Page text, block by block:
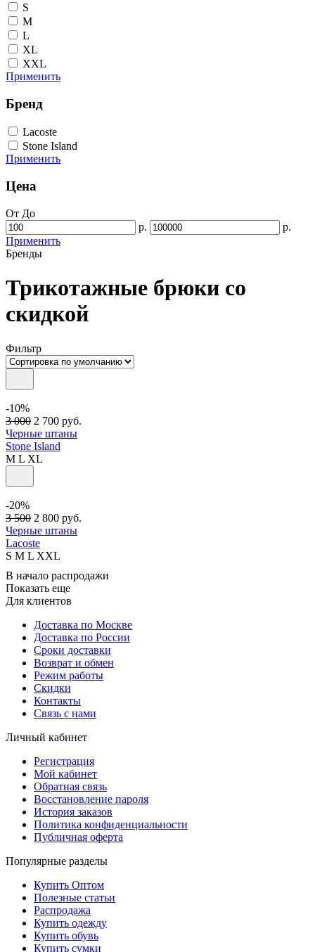
S
M
L
XL
XXL
Применить
Бренд
Lacoste
Stone Island
Применить
Цена
От До
р.
р.
Применить
Бренды
Трикотажные брюки со
скидкой
Фильтр
-10%
3 000 2 700 руб.
Черные штаны
Stone Island
M L XL
-20%
3 500 2 800 руб.
Черные штаны
Lacoste
S M L XXL
В начало распродажи
Показать еще
Для клиентов
Доставка по Москве
Доставка по России
Сроки доставки
Возврат и обмен
Режим работы
Скидки
Контакты
Связь с нами
Личный кабинет
Регистрация
Мой кабинет
Обратная связь
Восстановление пароля
История заказов
Политика конфиденциальности
Публичная оферта
Популярные разделы
Купить Оптом
Полезные статьи
Распродажа
Купить одежду
Купить обувь
Купить сумки